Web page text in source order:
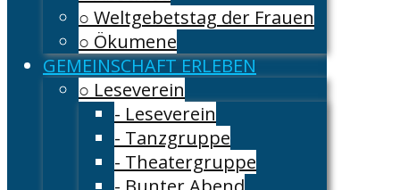
○ Weltgebetstag der Frauen
○ Ökumene
GEMEINSCHAFT ERLEBEN
○ Leseverein
- Leseverein
- Tanzgruppe
- Theatergruppe